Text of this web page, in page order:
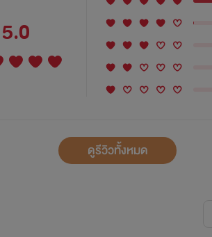
5.0
ดูรีวิวทั้งหมด